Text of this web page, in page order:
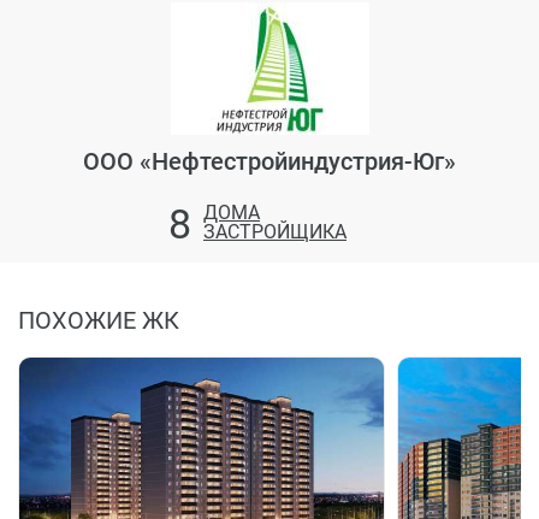
ООО «Нефтестройиндустрия-Юг»
8 ДОМА
ЗАСТРОЙЩИКА
ПОХОЖИЕ ЖК